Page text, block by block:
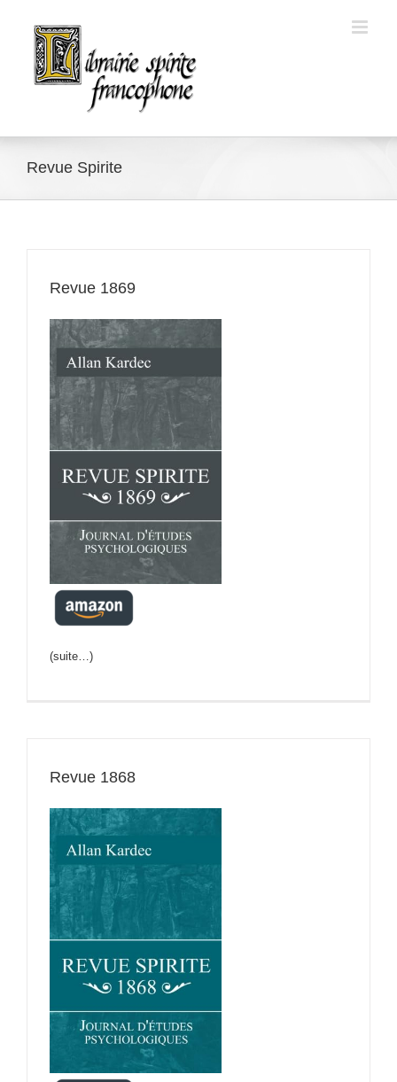
content
Revue Spirite
Revue 1869
(suite…)
Revue 1868